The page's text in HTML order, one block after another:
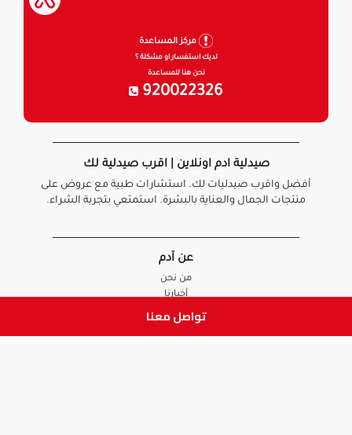
تواصل معنا
مركز المساعدة
لديك استفسار او مشكلة ؟
نحن هنا للمساعدة
920022326
صيدلية ادم اونلاين | اقرب صيدلية لك
أفضل واقرب صيدليات لك. استشارات طبية مع عروض على
منتجات الجمال والعناية بالبشرة. استمتعي بتجربة الشراء.
عن آدم
من نحن
أخبارنا
الأسئلة الشائعة
تواصل معنا